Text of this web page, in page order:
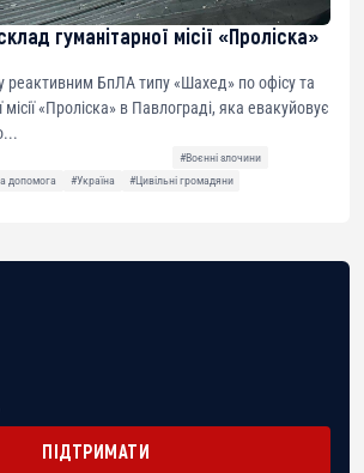
гуманітарної місії «Проліска»
реактивним БпЛА типу «Шахед» по офісу та
місії «Проліска» в Павлограді, яка евакуйовує
#Воєнні злочини
допомога #Україна
#Цивільні громадяни
ПІДТРИМАТИ